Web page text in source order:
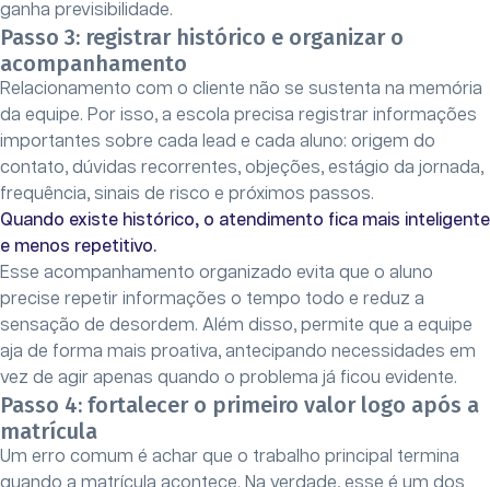
ganha previsibilidade.
Passo 3: registrar histórico e organizar o
acompanhamento
Relacionamento com o cliente não se sustenta na memória
da equipe. Por isso, a escola precisa registrar informações
importantes sobre cada lead e cada aluno: origem do
contato, dúvidas recorrentes, objeções, estágio da jornada,
frequência, sinais de risco e próximos passos.
Quando existe histórico, o atendimento fica mais inteligente
e menos repetitivo.
Esse acompanhamento organizado evita que o aluno
precise repetir informações o tempo todo e reduz a
sensação de desordem. Além disso, permite que a equipe
aja de forma mais proativa, antecipando necessidades em
vez de agir apenas quando o problema já ficou evidente.
Passo 4: fortalecer o primeiro valor logo após a
matrícula
Um erro comum é achar que o trabalho principal termina